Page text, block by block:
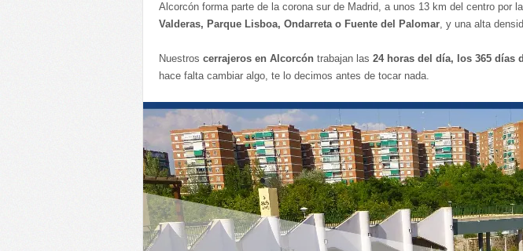
Alcorcón forma parte de la corona sur de Madrid, a unos 13 km del centro por
Valderas, Parque Lisboa, Ondarreta o Fuente del Palomar, y una alta
Nuestros cerrajeros en Alcorcón trabajan las 24 horas del día, los 365 días
hace falta cambiar algo, te lo decimos antes de tocar nada.